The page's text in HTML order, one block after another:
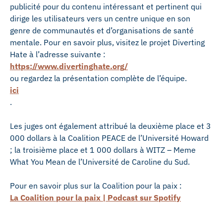
publicité pour du contenu intéressant et pertinent qui
dirige les utilisateurs vers un centre unique en son
genre de communautés et d’organisations de santé
mentale. Pour en savoir plus, visitez le projet Diverting
Hate à l’adresse suivante :
https://www.divertinghate.org/
ou regardez la présentation complète de l’équipe.
ici
.
Les juges ont également attribué la deuxième place et 3
000 dollars à la Coalition PEACE de l’Université Howard
; la troisième place et 1 000 dollars à WITZ – Meme
What You Mean de l’Université de Caroline du Sud.
Pour en savoir plus sur la Coalition pour la paix :
La Coalition pour la paix | Podcast sur Spotify